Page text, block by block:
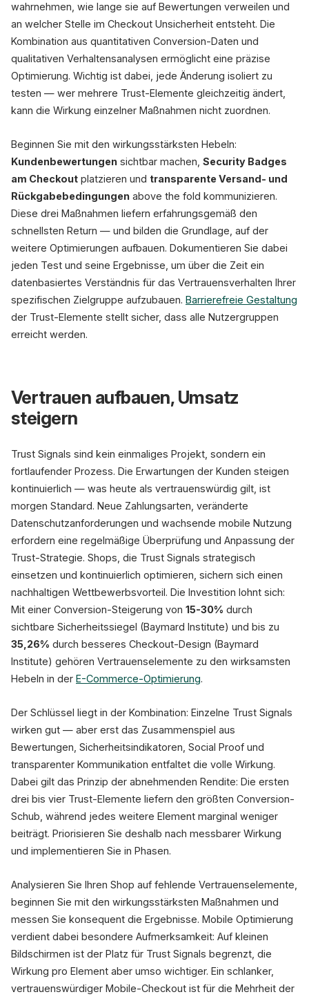
wahrnehmen, wie lange sie auf Bewertungen verweilen und
an welcher Stelle im Checkout Unsicherheit entsteht. Die
Kombination aus quantitativen Conversion-Daten und
qualitativen Verhaltensanalysen ermöglicht eine präzise
Optimierung. Wichtig ist dabei, jede Änderung isoliert zu
testen — wer mehrere Trust-Elemente gleichzeitig ändert,
kann die Wirkung einzelner Maßnahmen nicht zuordnen.
Beginnen Sie mit den wirkungsstärksten Hebeln:
Kundenbewertungen sichtbar machen, Security Badges
am Checkout platzieren und transparente Versand- und
Rückgabebedingungen above the fold kommunizieren.
Diese drei Maßnahmen liefern erfahrungsgemäß den
schnellsten Return — und bilden die Grundlage, auf der
weitere Optimierungen aufbauen. Dokumentieren Sie dabei
jeden Test und seine Ergebnisse, um über die Zeit ein
datenbasiertes Verständnis für das Vertrauensverhalten Ihrer
spezifischen Zielgruppe aufzubauen. Barrierefreie Gestaltung
der Trust-Elemente stellt sicher, dass alle Nutzergruppen
erreicht werden.
Vertrauen aufbauen, Umsatz
steigern
Trust Signals sind kein einmaliges Projekt, sondern ein
fortlaufender Prozess. Die Erwartungen der Kunden steigen
kontinuierlich — was heute als vertrauenswürdig gilt, ist
morgen Standard. Neue Zahlungsarten, veränderte
Datenschutzanforderungen und wachsende mobile Nutzung
erfordern eine regelmäßige Überprüfung und Anpassung der
Trust-Strategie. Shops, die Trust Signals strategisch
einsetzen und kontinuierlich optimieren, sichern sich einen
nachhaltigen Wettbewerbsvorteil. Die Investition lohnt sich:
Mit einer Conversion-Steigerung von 15-30% durch
sichtbare Sicherheitssiegel (Baymard Institute) und bis zu
35,26% durch besseres Checkout-Design (Baymard
Institute) gehören Vertrauenselemente zu den wirksamsten
Hebeln in der E-Commerce-Optimierung.
Der Schlüssel liegt in der Kombination: Einzelne Trust Signals
wirken gut — aber erst das Zusammenspiel aus
Bewertungen, Sicherheitsindikatoren, Social Proof und
transparenter Kommunikation entfaltet die volle Wirkung.
Dabei gilt das Prinzip der abnehmenden Rendite: Die ersten
drei bis vier Trust-Elemente liefern den größten Conversion-
Schub, während jedes weitere Element marginal weniger
beiträgt. Priorisieren Sie deshalb nach messbarer Wirkung
und implementieren Sie in Phasen.
Analysieren Sie Ihren Shop auf fehlende Vertrauenselemente,
beginnen Sie mit den wirkungsstärksten Maßnahmen und
messen Sie konsequent die Ergebnisse. Mobile Optimierung
verdient dabei besondere Aufmerksamkeit: Auf kleinen
Bildschirmen ist der Platz für Trust Signals begrenzt, die
Wirkung pro Element aber umso wichtiger. Ein schlanker,
vertrauenswürdiger Mobile-Checkout ist für die Mehrheit der